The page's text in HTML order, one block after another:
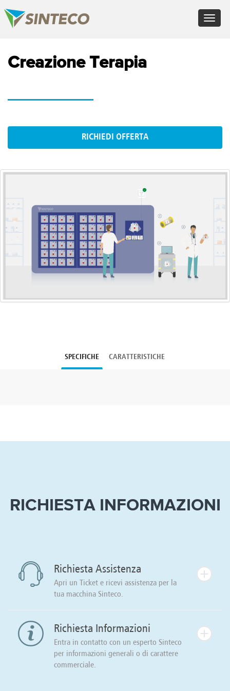
Toggle
×
PT - Português (PT)
RU - Русский
Creazione Terapia
RICHIEDI OFFERTA
SPECIFICHE CARATTERISTICHE
RICHIESTA INFORMAZIONI
Richiesta Assistenza
Apri un Ticket e ricevi assistenza per la
tua macchina Sinteco.
Richiesta Informazioni
Entra in contatto con un esperto Sinteco
per informazioni generali o di carattere
commerciale.